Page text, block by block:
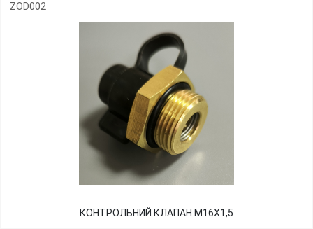
ZOD002
КОНТРОЛЬНИЙ КЛАПАН М16Х1,5